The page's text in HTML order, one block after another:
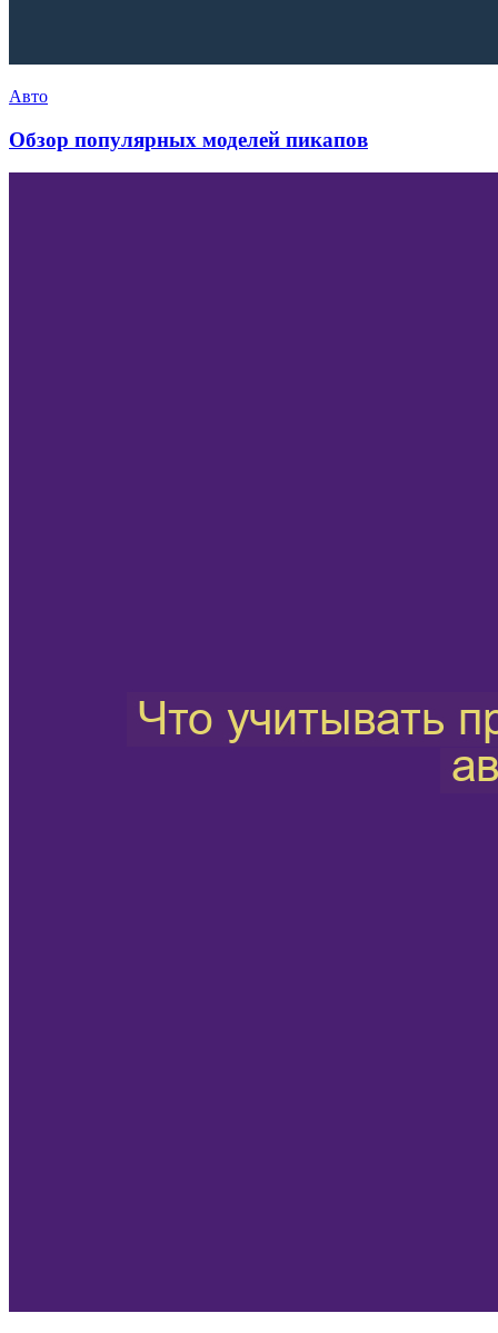
Авто
Обзор популярных моделей пикапов